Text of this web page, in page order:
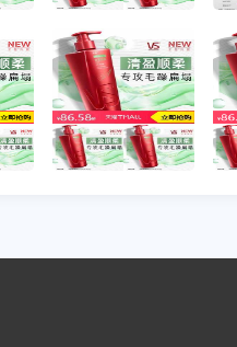
速‼️沙宣红瓶洗发水合集
多款任选3件💰36.4/件‼️
[请转换微信淘口令]